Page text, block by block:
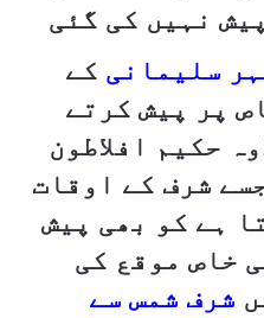
نہیں کی گئی
سلیمانی کے
پر پیش کرتے
حکیم افلاطون
شرف کے اوقات
ہے کو بھی پیش
خاص موقع کی
شرف شمس سے